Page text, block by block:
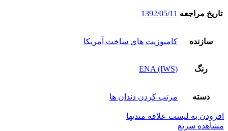
تاریخ مراجعه 1392/05/11
سازنده کامپوزیت های ساخت آمریکا
رنگ (ENA (IWS
دسته مرتب کردن دندان ها
افزودن به لیست علاقه مندیها
مشاهده سریع